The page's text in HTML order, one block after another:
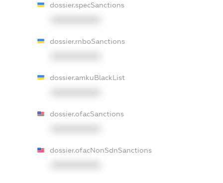
dossier.specSanctions
dossier.rnboSanctions
dossier.amkuBlackList
dossier.ofacSanctions
dossier.ofacNonSdnSanctions